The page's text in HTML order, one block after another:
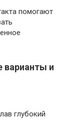
помогают
варианты и
глубокий